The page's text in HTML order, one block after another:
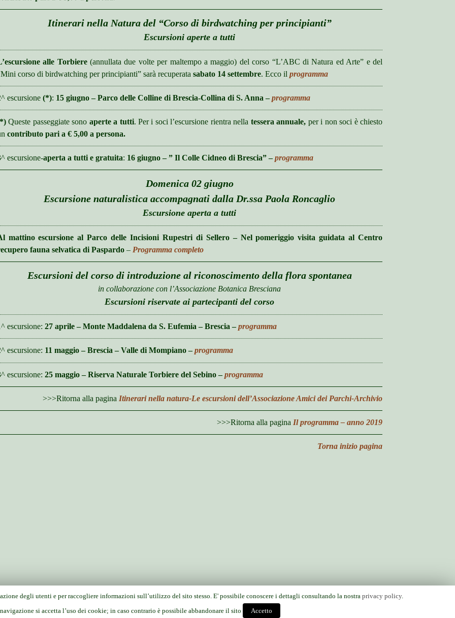
Itinerari nella Natura del “Corso di birdwatching per principianti”
Escursioni aperte a tutti
alle Torbiere(annullata due volte per maltempo a maggio) del corso “L’ABC di Natura ed Arte” e del
corso di birdwatching per principianti” sarà recuperata sabato 14 settembre. Ecco il programma
escursione (*): 15 giugno – Parco delle Colline di Brescia-Collina di S. Anna – programma
Queste passeggiate sono aperte a tutti. Per i soci l’escursione rientra nella tessera annuale, per i non soci è chiesto
contributo pari a € 5,00 a persona.
escursione-aperta a tutti e gratuita: 16 giugno – ” Il Colle Cidneo di Brescia” – programma
Domenica 02 giugno
Escursione naturalistica accompagnati dalla Dr.ssa Paola Roncaglio
Escursione aperta a tutti
mattino escursione al Parco delle Incisioni Rupestri di Sellero – Nel pomeriggio visita guidata al Centro
fauna selvatica di Paspardo– Programma completo
Escursioni del corso di introduzione al riconoscimento della flora spontanea
in collaborazione con l’Associazione Botanica Bresciana
Escursioni riservate ai partecipanti del corso
escursione: 27 aprile – Monte Maddalena da S. Eufemia – Brescia – programma
escursione: 11 maggio – Brescia – Valle di Mompiano – programma
escursione: 25 maggio – Riserva Naturale Torbiere del Sebino – programma
>>>Ritorna alla pagina Itinerari nella natura-Le escursioni dell’Associazione Amici dei Parchi-Archivio
>>>Ritorna alla pagina Il programma – anno 2019
Torna inizio pagina
degli utenti e per raccogliere informazioni sull’utilizzo del sito stesso. E' possibile conoscere i dettagli consultando la nostra privacy policy.
si accetta l’uso dei cookie; in caso contrario è possibile abbandonare il sito
Accetto